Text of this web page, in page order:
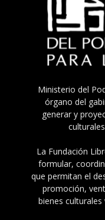
Ministerio del
órgano del
generar y
La Fundación
formular,
que permitan el
promoción,
bienes